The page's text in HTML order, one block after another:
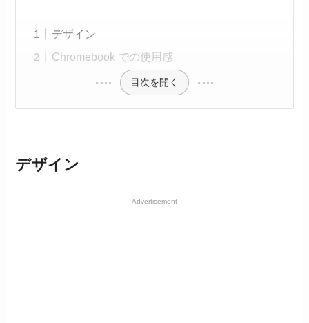
デザイン
Chromebook での使用感
目次を開く
デザイン
Advertisement